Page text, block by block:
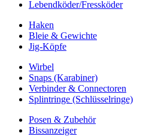
Lebendköder/Fressköder
Haken
Bleie & Gewichte
Jig-Köpfe
Wirbel
Snaps (Karabiner)
Verbinder & Connectoren
Splintringe (Schlüsselringe)
Posen & Zubehör
Bissanzeiger